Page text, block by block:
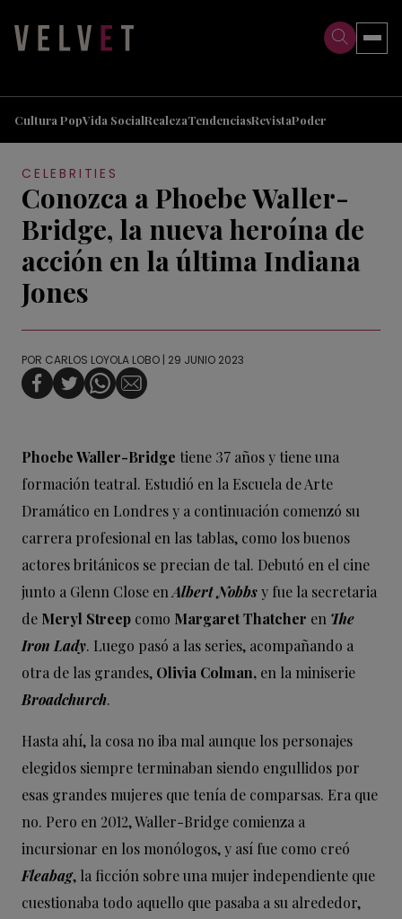
Cultura PopVida SocialRealezaTendenciasRevistaPoder
CELEBRITIES
Conozca a Phoebe Waller-
Bridge, la nueva heroína de
acción en la última Indiana
Jones
POR CARLOS LOYOLA LOBO | 29 JUNIO 2023
Phoebe Waller-Bridge tiene 37 años y tiene una
formación teatral. Estudió en la Escuela de Arte
Dramático en Londres y a continuación comenzó su
carrera profesional en las tablas, como los buenos
actores británicos se precian de tal. Debutó en el cine
junto a Glenn Close en Albert Nobbsy fue la secretaria
de Meryl Streep como Margaret Thatcher en The
Iron Lady. Luego pasó a las series, acompañando a
otra de las grandes, Olivia Colman, en la miniserie
Broadchurch.
Hasta ahí, la cosa no iba mal aunque los personajes
elegidos siempre terminaban siendo engullidos por
esas grandes mujeres que tenía de comparsas. Era que
no. Pero en 2012, Waller-Bridge comienza a
incursionar en los monólogos, y así fue como creó
Fleabag, la ficción sobre una mujer independiente que
cuestionaba todo aquello que pasaba a su alrededor,